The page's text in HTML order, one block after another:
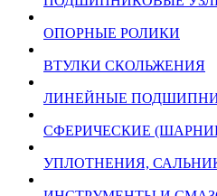
ОПОРНЫЕ РОЛИКИ
ВТУЛКИ СКОЛЬЖЕНИЯ
ЛИНЕЙНЫЕ
СФЕРИЧЕСКИЕ
УПЛОТНЕНИЯ,